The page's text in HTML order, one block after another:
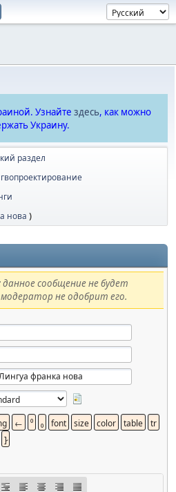
Узнайте здесь, как можно
Украину.
раздел
нова )
сообщение не будет
не одобрит его.